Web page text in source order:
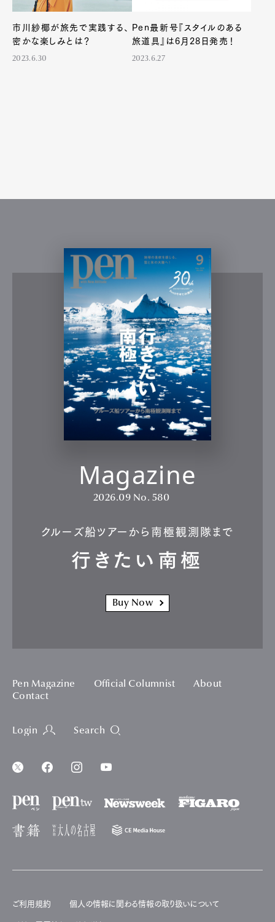
Pen Membership
Magazine
Official Columnist
About
Contact
市川紗椰が旅先で実践する、
密かな楽しみとは？
2023.6.30
Pen最新号『スタイルのある
旅道具』は6月28日発売！
2023.6.27
Magazine
2026.09 No. 580
クルーズ船ツアーから南極観測隊まで
行きたい南極
Buy Now
Pen Magazine Official Columnist
About
Contact
Login Search
ご利用規約 個人の情報に関わる情報の取り扱いについて